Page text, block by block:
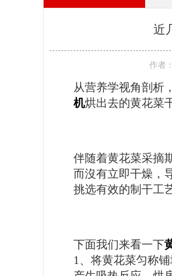
近
作者：
从营养学视角剖析
机烘出去的黄花菜
伴随着黄花菜采摘
而沒有立即干燥 ，
挑选有效的制干工
下面我们来看一下
1、 将黄花菜匀称